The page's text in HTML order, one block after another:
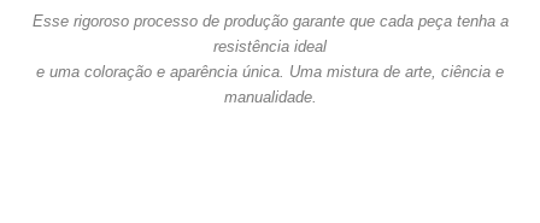
Esse rigoroso processo de produção garante que cada peça tenha a
resistência ideal
e uma coloração e aparência única. Uma mistura de arte, ciência e
manualidade.